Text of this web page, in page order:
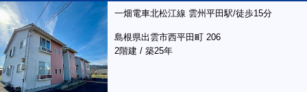
一畑電車北松江線 雲州平田駅/徒歩15分
島根県出雲市西平田町 206
2階建 / 築25年